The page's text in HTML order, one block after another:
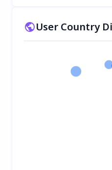
User Country